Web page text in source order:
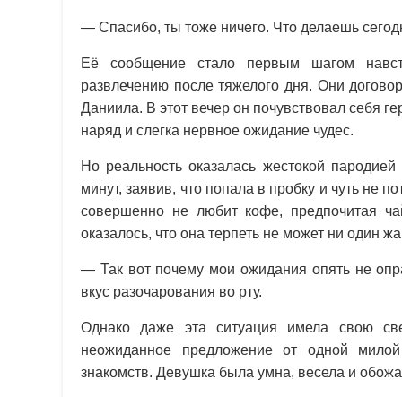
— Спасибо, ты тоже ничего. Что делаешь
Её сообщение стало первым шагом
развлечению после тяжелого дня. Они
Даниила. В этот вечер он почувствовал себя
наряд и слегка нервное ожидание чудес.
Но реальность оказалась жестокой
минут, заявив, что попала в пробку и чуть не
совершенно не любит кофе, предпочитая
оказалось, что она терпеть не может ни один
— Так вот почему мои ожидания опять не
вкус разочарования во рту.
Однако даже эта ситуация имела свою
неожиданное предложение от одной
знакомств. Девушка была умна, весела и